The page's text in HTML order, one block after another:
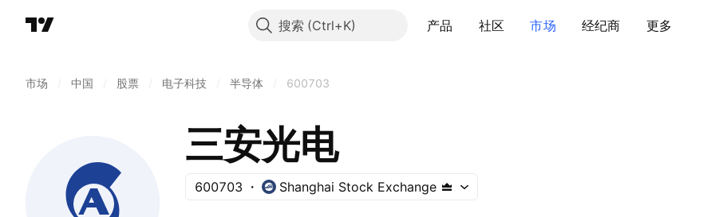
搜索 产品 社区 市场 经纪商 更多
市场 中国 股票 电子科技 半导体 600703
三安光电
600703 Shanghai Stock Exchange